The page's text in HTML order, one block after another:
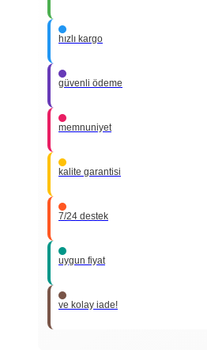
hızlı kargo
güvenli ödeme
memnuniyet
kalite garantisi
7/24 destek
uygun fiyat
ve kolay iade!